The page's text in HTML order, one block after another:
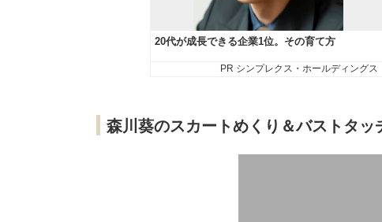
森川葵のスカートめくり＆バストタッ